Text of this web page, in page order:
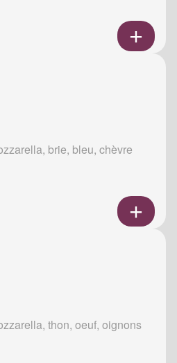
brie, bleu, chèvre
thon, oeuf, oignons